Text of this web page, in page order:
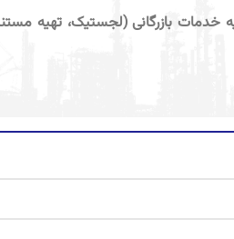
خدمات بازرگانی (لجستیک، تهیه